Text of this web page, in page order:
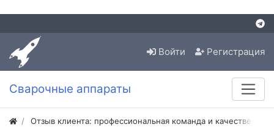
Войти Регистрация
Сварочные аппараты
Отзыв клиента: профессиональная команда и